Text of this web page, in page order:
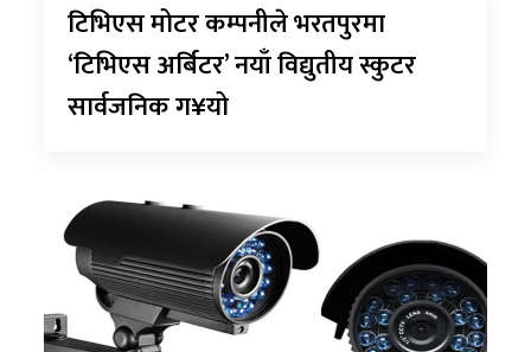
टिभिएस मोटर कम्पनीले भरतपुरमा
‘टिभिएस अर्बिटर’ नयाँ विद्युतीय स्कुटर
सार्वजनिक ग¥यो